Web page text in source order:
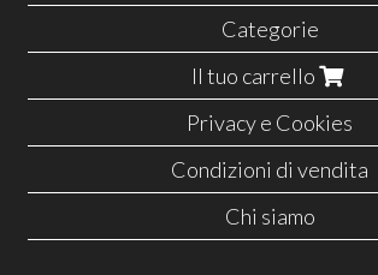
Categorie
Il tuo carrello
Privacy e Cookies
Condizioni di vendita
Chi siamo